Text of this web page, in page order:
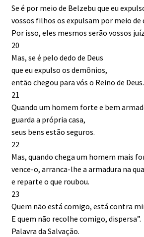
Se é por meio de Belzebu que eu
vossos filhos os expulsam por meio de
Por isso, eles mesmos serão vossos
20
Mas, se é pelo dedo de Deus
que eu expulso os demônios,
então chegou para vós o Reino de Deus.
21
Quando um homem forte e bem
guarda a própria casa,
seus bens estão seguros.
22
Mas, quando chega um homem mais
vence-o, arranca-lhe a armadura na
e reparte o que roubou.
23
Quem não está comigo, está contra
E quem não recolhe comigo, dispersa”.
Palavra da Salvação.